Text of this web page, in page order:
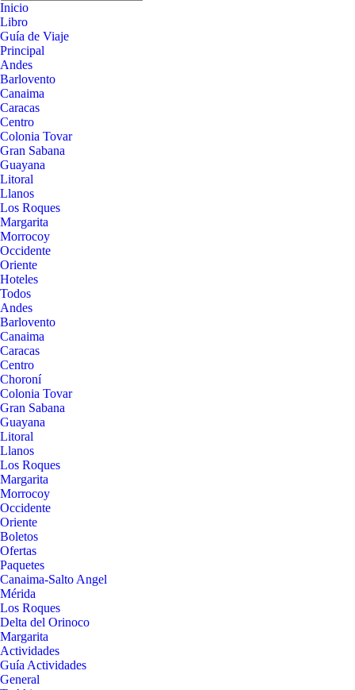
Inicio
Libro
Guía de Viaje
Principal
Andes
Barlovento
Canaima
Caracas
Centro
Colonia Tovar
Gran Sabana
Guayana
Litoral
Llanos
Los Roques
Margarita
Morrocoy
Occidente
Oriente
Hoteles
Todos
Andes
Barlovento
Canaima
Caracas
Centro
Choroní
Colonia Tovar
Gran Sabana
Guayana
Litoral
Llanos
Los Roques
Margarita
Morrocoy
Occidente
Oriente
Boletos
Ofertas
Paquetes
Canaima-Salto Angel
Mérida
Los Roques
Delta del Orinoco
Margarita
Actividades
Guía Actividades
General